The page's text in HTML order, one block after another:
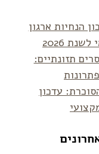
הנחיות ארגון
2026
תזונתיים:
עדכון